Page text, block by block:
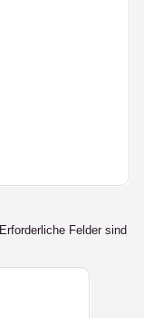
Erforderliche Felder sind